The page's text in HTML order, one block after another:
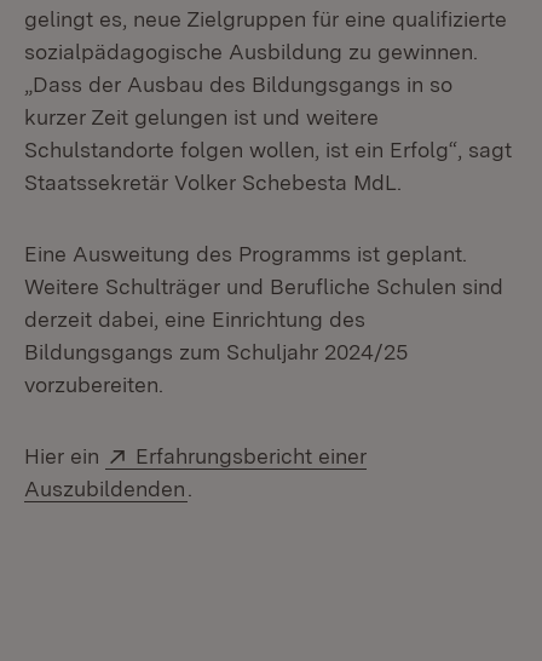
gelingt es, neue Zielgruppen für eine qualifizierte
sozialpädagogische Ausbildung zu gewinnen.
„Dass der Ausbau des Bildungsgangs in so
kurzer Zeit gelungen ist und weitere
Schulstandorte folgen wollen, ist ein Erfolg“, sagt
Staatssekretär Volker Schebesta MdL.
Eine Ausweitung des Programms ist geplant.
Weitere Schulträger und Berufliche Schulen sind
derzeit dabei, eine Einrichtung des
Bildungsgangs zum Schuljahr 2024/25
vorzubereiten.
Hier ein Extern:
Erfahrungsbericht einer
Auszubildenden